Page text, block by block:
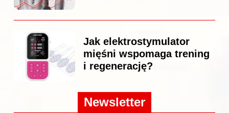
Jak elektrostymulator
mięśni wspomaga trening
i regenerację?
Newsletter